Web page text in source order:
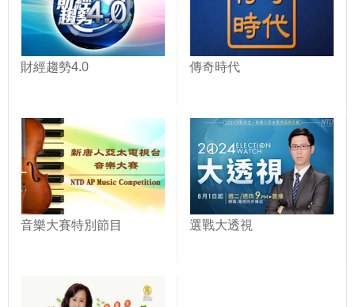
財經趨勢4.0 傳奇時代
音樂大賽特別節目 選戰大透視